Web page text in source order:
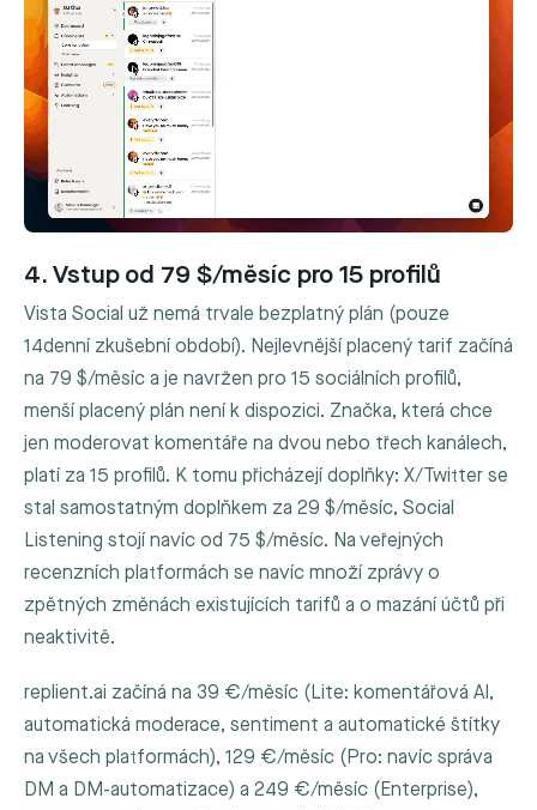
4. Vstup od 79 $/měsíc pro 15 profilů
Vista Social už nemá trvale bezplatný plán (pouze
14denní zkušební období). Nejlevnější placený tarif začíná
na 79 $/měsíc a je navržen pro 15 sociálních profilů,
menší placený plán není k dispozici. Značka, která chce
jen moderovat komentáře na dvou nebo třech kanálech,
platí za 15 profilů. K tomu přicházejí doplňky: X/Twitter se
stal samostatným doplňkem za 29 $/měsíc, Social
Listening stojí navíc od 75 $/měsíc. Na veřejných
recenzních platformách se navíc množí zprávy o
zpětných změnách existujících tarifů a o mazání účtů při
neaktivitě.
replient.ai začíná na 39 €/měsíc (Lite: komentářová AI,
automatická moderace, sentiment a automatické štítky
na všech platformách), 129 €/měsíc (Pro: navíc správa
DM a DM-automatizace) a 249 €/měsíc (Enterprise),